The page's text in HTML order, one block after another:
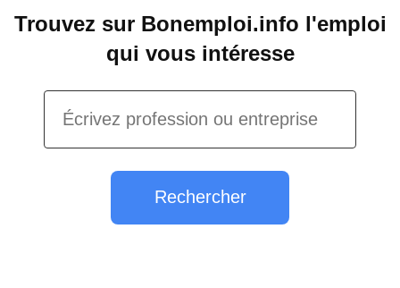
Trouvez sur Bonemploi.info l'emploi
qui vous intéresse
Rechercher